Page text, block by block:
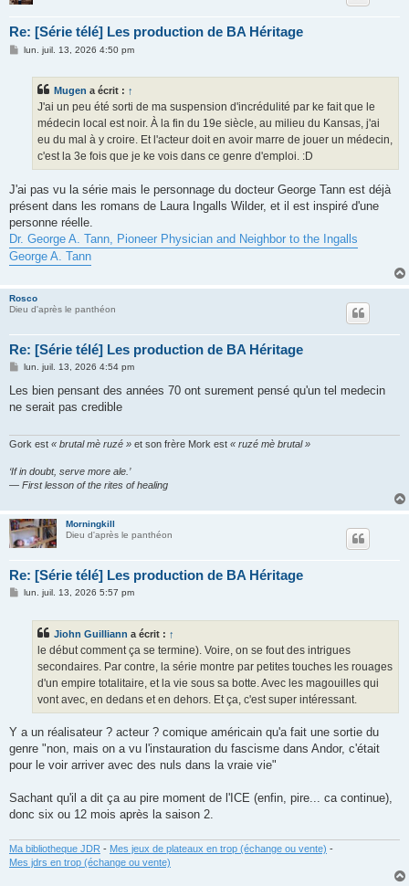
Re: [Série télé] Les production de BA Héritage
Mlun. juil. 13, 2026 4:50 pm
Mugen a écrit : ↑
J'ai un peu été sorti de ma suspension d'incrédulité par ke fait que le
médecin local est noir. À la fin du 19e siècle, au milieu du Kansas, j'ai
eu du mal à y croire. Et l'acteur doit en avoir marre de jouer un médecin,
c'est la 3e fois que je ke vois dans ce genre d'emploi. :D
J'ai pas vu la série mais le personnage du docteur George Tann est déjà
présent dans les romans de Laura Ingalls Wilder, et il est inspiré d'une
personne réelle.
Dr. George A. Tann, Pioneer Physician and Neighbor to the Ingalls
George A. Tann
Rosco
Dieu d'après le panthéon
Re: [Série télé] Les production de BA Héritage
M
s
a
lun. juil. 13, 2026 4:54 pm
Les bien pensant des années 70 ont surement pensé qu'un tel medecin
ne serait pas credible
Gork est « brutal mè ruzé » et son frère Mork est « ruzé mè brutal »
‘If in doubt, serve more ale.’
— First lesson of the rites of healing
Morningkill
Dieu d'après le panthéon
Re: [Série télé] Les production de BA Héritage
Mlun. juil. 13, 2026 5:57 pm
Jiohn Guilliann a écrit : ↑
le début comment ça se termine). Voire, on se fout des intrigues
secondaires. Par contre, la série montre par petites touches les rouages
d'un empire totalitaire, et la vie sous sa botte. Avec les magouilles qui
vont avec, en dedans et en dehors. Et ça, c'est super intéressant.
Y a un réalisateur ? acteur ? comique américain qu'a fait une sortie du
genre "non, mais on a vu l'instauration du fascisme dans Andor, c'était
pour le voir arriver avec des nuls dans la vraie vie"
Sachant qu'il a dit ça au pire moment de l'ICE (enfin, pire... ca continue),
donc six ou 12 mois après la saison 2.
Ma bibliotheque JDR - Mes jeux de plateaux en trop (échange ou vente) -
Mes jdrs en trop (échange ou vente)